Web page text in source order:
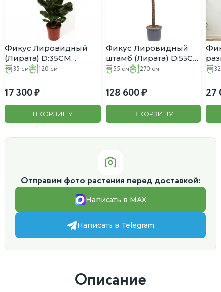
Фикус Лировидный
(Лирата) D:35СМ
H:120СМ
35 см 120 см
17 300
В КОРЗИНУ
Фикус Лировидный
штамб (Лирата) D:55СМ
H:270СМ
55 см 270 см
128 600
В КОРЗИНУ
27
Отправим фото растения перед доставкой:
Написать в MAX
Написать в Telegram
Описание